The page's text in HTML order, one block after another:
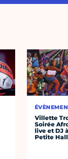
Villette
Soirée
live et DJ
Petite